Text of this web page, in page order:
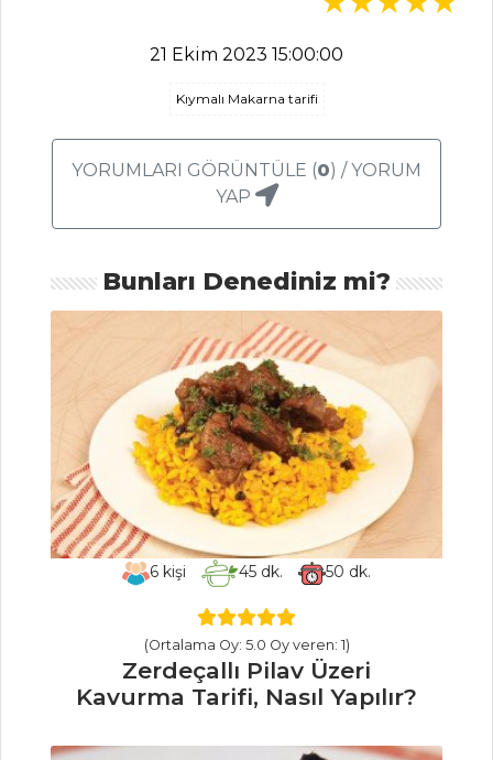
Tüm Tarifleri
Düğün Çorbası
Çorba Tarifi, Nasıl
Biberli Ezogelin
Çorbası Tarifi, Nasıl
Yapılır?
Çorbalar Tüm
Tarifleri
SALATALAR
Pancar Salatası
Tarifi, Nasıl Yapılır?
Hodan Salatası
Tarifi, Nasıl Yapılır?
Tavuk Salatası
21 Ekim 2023 15:00:00
Kıymalı Makarna tarifi
YORUMLARI GÖRÜNTÜLE (0) / YORUM
YAP
Bunları Denediniz mi?
6kişi 45 dk. 50 dk.
(Ortalama Oy: 5.0 Oy veren: 1)
Zerdeçallı Pilav Üzeri
Kavurma Tarifi, Nasıl Yapılır?